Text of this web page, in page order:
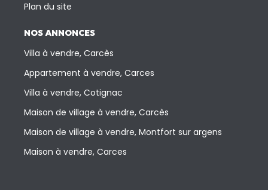
Plan du site
NOS ANNONCES
Villa à vendre, Carcès
Appartement à vendre, Carces
Villa à vendre, Cotignac
Maison de village à vendre, Carcès
Maison de village à vendre, Montfort sur argens
Maison à vendre, Carces